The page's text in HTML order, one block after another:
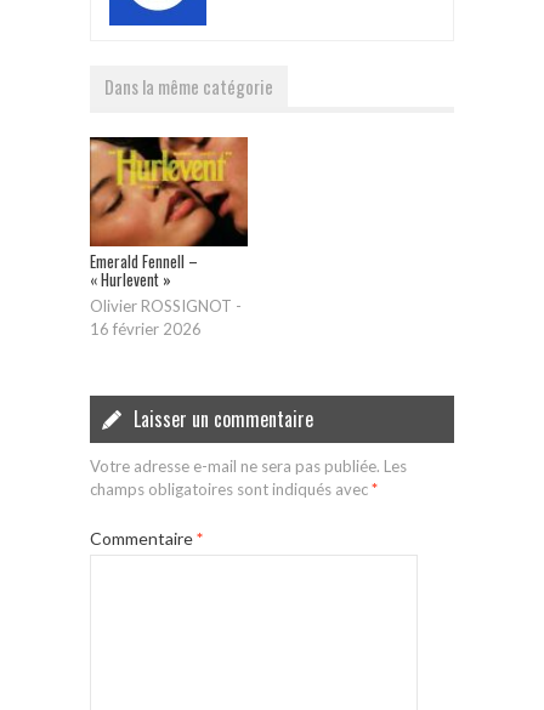
Dans la même catégorie
Emerald Fennell –
« Hurlevent »
Olivier ROSSIGNOT -
16 février 2026
Laisser un commentaire
Votre adresse e-mail ne sera pas publiée. Les
champs obligatoires sont indiqués avec*
Commentaire*